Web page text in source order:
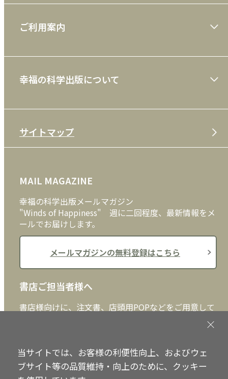
雑誌
CD
DVD・ブルーレイ
外国語
ご利用案内
利用規約
特定商取引法
プライバシーポリシー
クッキーポリシー
幸福の科学出版について
メディア・ライブラリー
サイトマップ
MAIL MAGAZINE
幸福の科学出版メールマガジン
"Winds of Happiness" 週に二回程度、最新情報をメ
ールでお届けします。
メールマガジンの無料登録はこちら
書店ご担当者様へ
書店様向けに、注文書、店頭用POPなどをご用意して
書店ご担当者様へ
当サイトでは、お客様の利便性向上、およびウェ
ブサイト等の品質維持・向上のために、クッキー